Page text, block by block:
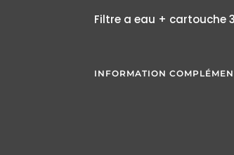
Filtre a eau + cartouche
INFORMATION